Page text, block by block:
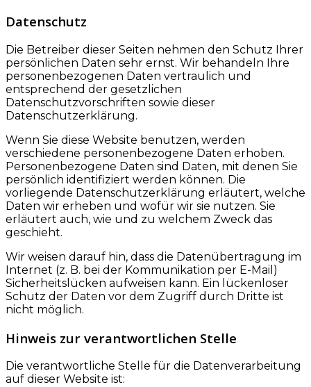
Datenschutz
Die Betreiber dieser Seiten nehmen den Schutz Ihrer
persönlichen Daten sehr ernst. Wir behandeln Ihre
personenbezogenen Daten vertraulich und
entsprechend der gesetzlichen
Datenschutzvorschriften sowie dieser
Datenschutzerklärung.
Wenn Sie diese Website benutzen, werden
verschiedene personenbezogene Daten erhoben.
Personenbezogene Daten sind Daten, mit denen Sie
persönlich identifiziert werden können. Die
vorliegende Datenschutzerklärung erläutert, welche
Daten wir erheben und wofür wir sie nutzen. Sie
erläutert auch, wie und zu welchem Zweck das
geschieht.
Wir weisen darauf hin, dass die Datenübertragung im
Internet (z. B. bei der Kommunikation per E-Mail)
Sicherheitslücken aufweisen kann. Ein lückenloser
Schutz der Daten vor dem Zugriff durch Dritte ist
nicht möglich.
Hinweis zur verantwortlichen Stelle
Die verantwortliche Stelle für die Datenverarbeitung
auf dieser Website ist: